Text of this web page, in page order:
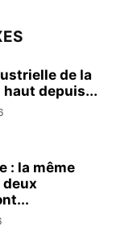
de la
haut depuis...
: la même
deux